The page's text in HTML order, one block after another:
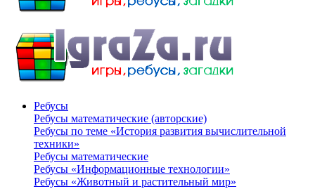
Ребусы
Ребусы математические (авторские)
Ребусы по теме «История развития вычислительной
техники»
Ребусы математические
Ребусы «Информационные технологии»
Ребусы «Животный и растительный мир»